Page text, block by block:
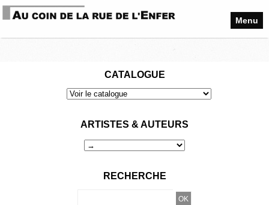
Menu
CATALOGUE
ARTISTES & AUTEURS
RECHERCHE